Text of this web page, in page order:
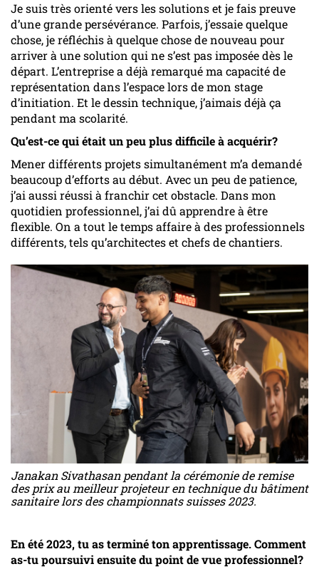
Je suis très orienté vers les solutions et je fais preuve
d’une grande persévérance. Parfois, j’essaie quelque
chose, je réfléchis à quelque chose de nouveau pour
arriver à une solution qui ne s’est pas imposée dès le
départ. L’entreprise a déjà remarqué ma capacité de
représentation dans l’espace lors de mon stage
d’initiation. Et le dessin technique, j’aimais déjà ça
pendant ma scolarité.
Qu’est-ce qui était un peu plus difficile à acquérir?
Mener différents projets simultanément m’a demandé
beaucoup d’efforts au début. Avec un peu de patience,
j’ai aussi réussi à franchir cet obstacle. Dans mon
quotidien professionnel, j’ai dû apprendre à être
flexible. On a tout le temps affaire à des professionnels
différents, tels qu’architectes et chefs de chantiers.
Janakan Sivathasan pendant la cérémonie de remise
des prix au meilleur projeteur en technique du bâtiment
sanitaire lors des championnats suisses 2023.
En été 2023, tu as terminé ton apprentissage. Comment
as-tu poursuivi ensuite du point de vue professionnel?